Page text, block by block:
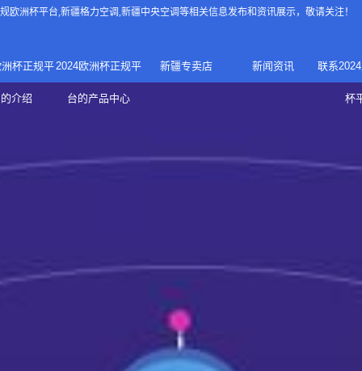
欧洲杯平台,新疆格力空调,新疆中央空调等相关信息发布和资讯展示，敬请关注！
杯正规平
介绍
正规欧洲
2024欧洲杯正规平
台的产品中心
家庭中央空调
家用空调
新疆专卖店 新闻资讯 联系
杯